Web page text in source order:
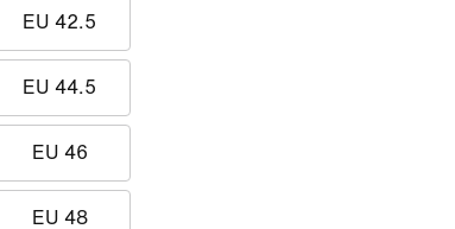
EU 42.5
EU 44.5
EU 46
EU 48